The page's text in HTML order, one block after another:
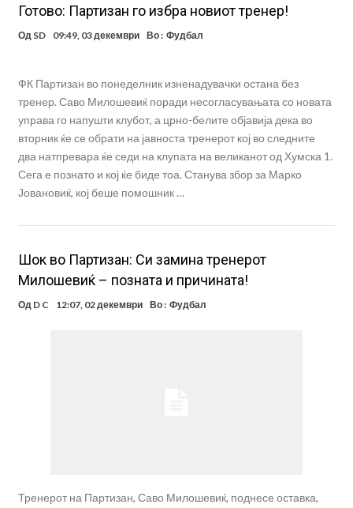
поради Инфантино
Мурињо бесен поради одлуката на Реал: Протекоа детали од
разговорот што го потресе Мадрид!
Трансфер бомба во најва – Ливерпул сака да се засили од Реал
Премиер лигата, а причината е едноставна”
Родри ги отвори вратите за трансфер во Барселона, Реал Мадрид
Крај на сагата: Винисиус останува во Реал Мадрид до 2032
година
Директор на ФИА за драмата во Формула 1: Не можеме да одиме
Колку бара ПСЖ и кој е „плафонот“ на Ливерпул за трансферот
ан Бредли Баркола?
Готово: Партизан го избра новиот тренер!
Од SD 09:49, 03 декември Во : Фудбал
ФК Партизан во понеделник изненадувачки остана без
тренер. Саво Милошевиќ поради несогласувањата со новата
управа го напушти клубот, а црно-белите објавија дека во
вторник ќе се обрати на јавноста тренерот кој во следните
два натпревара ќе седи на клупата на великанот од Хумска 1.
Сега е познато и кој ќе биде тоа. Станува збор за Марко
Јовановиќ, кој беше помошник …
Шок во Партизан: Си замина тренерот
Милошевиќ – позната и причината!
Од D C 12:07, 02 декември Во : Фудбал
Тренерот на Партизан, Саво Милошевиќ, поднесе оставка,